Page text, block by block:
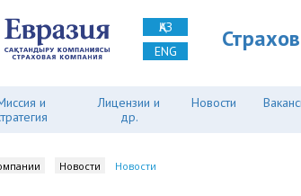
ҚАЗ
ENG
и
Лицензии и
др.
Новости
Новости Новости